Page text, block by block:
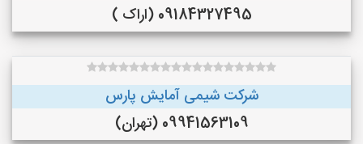
09184327495 (اراک )
شرکت شیمی آمایش پارس
09941563109 (تهران)